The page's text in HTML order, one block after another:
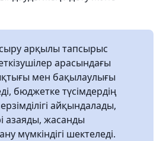
арқылы тапсырыс
арасындағы
мен бақылаулығы
бюджетке түсімдердің
айқындалады,
азаяды, жасанды
мүмкіндігі шектеледі.